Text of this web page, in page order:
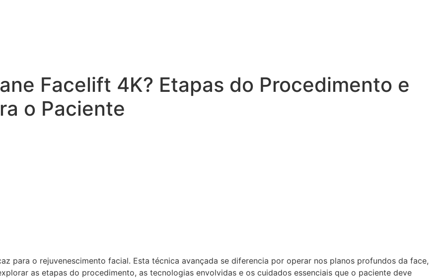
Facelift 4K? Etapas do Procedimento e
o Paciente
para o rejuvenescimento facial. Esta técnica avançada se diferencia por operar nos planos profundos da face,
as etapas do procedimento, as tecnologias envolvidas e os cuidados essenciais que o paciente deve